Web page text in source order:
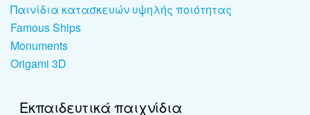
Παινίδια κατασκευών υψηλής ποιότητας
Famous Ships
Monuments
Origami 3D
Εκπαιδευτικά παιχνίδια